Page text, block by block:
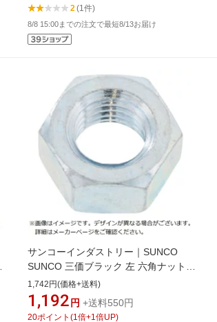
2 (1件)
8/8 15:00までの注文で最短8/13お届け
サンコーインダストリー｜SUNCO
SUNCO 三価ブラック 左 六角ナット
（2種 M5（130本入）
1,742円(価格+送料)
1,192 円 +送料550円
20ポイント (1 倍+1 倍UP)